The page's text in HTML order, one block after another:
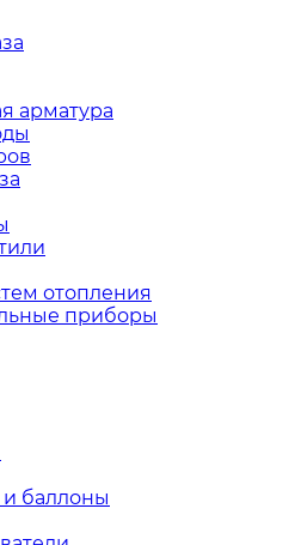
арматура
отопления
приборы
и баллоны